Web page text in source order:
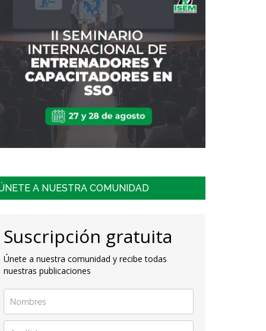
A NUESTRA COMUNIDAD
Suscripción gratuita
Únete a nuestra comunidad y recibe todas
nuestras publicaciones